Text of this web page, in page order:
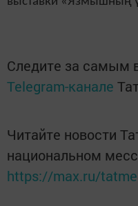
Следите за самым
Telegram-канале
Читайте новости
национальном
https://max.ru/